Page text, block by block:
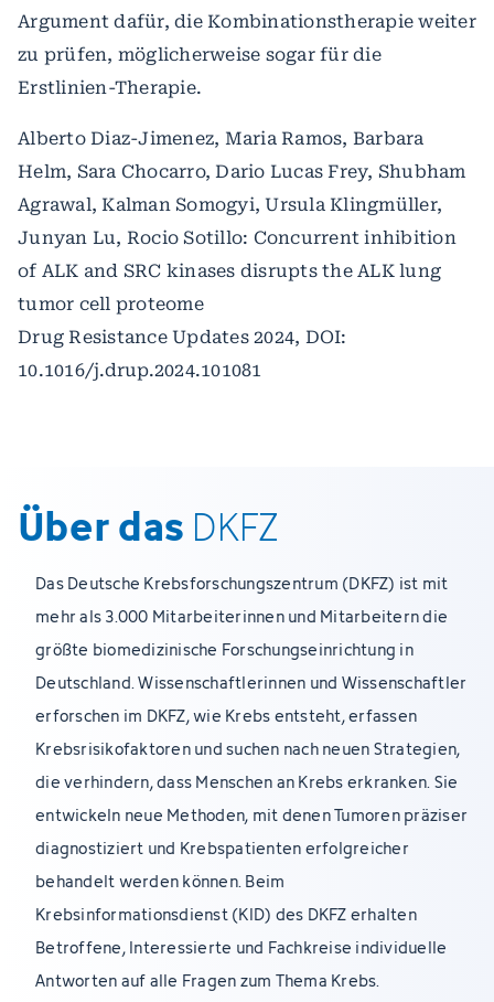
Argument dafür, die Kombinationstherapie weiter
zu prüfen, möglicherweise sogar für die
Erstlinien-Therapie.
Alberto Diaz-Jimenez, Maria Ramos, Barbara
Helm, Sara Chocarro, Dario Lucas Frey, Shubham
Agrawal, Kalman Somogyi, Ursula Klingmüller,
Junyan Lu, Rocio Sotillo: Concurrent inhibition
of ALK and SRC kinases disrupts the ALK lung
tumor cell proteome
Drug Resistance Updates 2024, DOI:
10.1016/j.drup.2024.101081
Über das DKFZ
Das Deutsche Krebsforschungszentrum (DKFZ) ist mit
mehr als 3.000 Mitarbeiterinnen und Mitarbeitern die
größte biomedizinische Forschungseinrichtung in
Deutschland. Wissenschaftlerinnen und Wissenschaftler
erforschen im DKFZ, wie Krebs entsteht, erfassen
Krebsrisikofaktoren und suchen nach neuen Strategien,
die verhindern, dass Menschen an Krebs erkranken. Sie
entwickeln neue Methoden, mit denen Tumoren präziser
diagnostiziert und Krebspatienten erfolgreicher
behandelt werden können. Beim
Krebsinformationsdienst (KID) des DKFZ erhalten
Betroffene, Interessierte und Fachkreise individuelle
Antworten auf alle Fragen zum Thema Krebs.